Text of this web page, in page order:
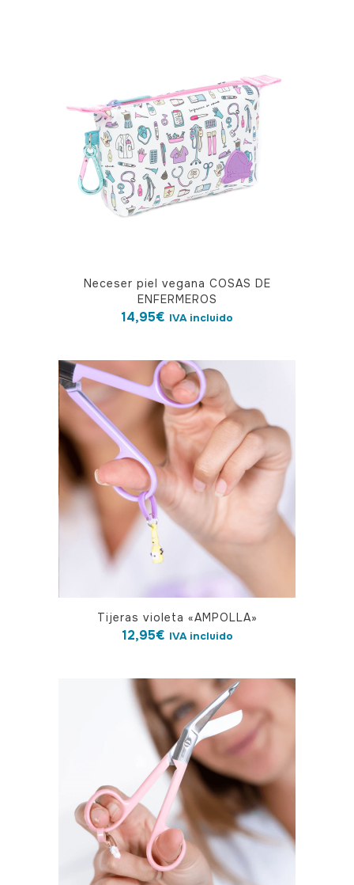
Neceser piel vegana COSAS DE
ENFERMEROS
14,95€ IVA incluido
Tijeras violeta «AMPOLLA»
12,95€ IVA incluido